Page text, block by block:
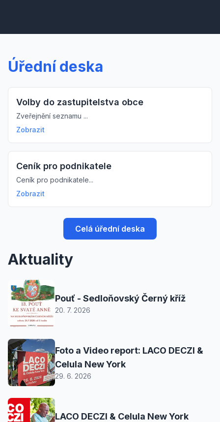
Úřední deska
Volby do zastupitelstva obce
Zveřejnění seznamu ...
Zobrazit
Ceník pro podnikatele
Ceník pro podnikatele...
Zobrazit
Celá úřední deska
Aktuality
Pouť - Sedloňovský Černý kříž
20. 7. 2026
Foto a Video report: LACO DECZI &
Celula New York
29. 6. 2026
LACO DECZI & Celula New York